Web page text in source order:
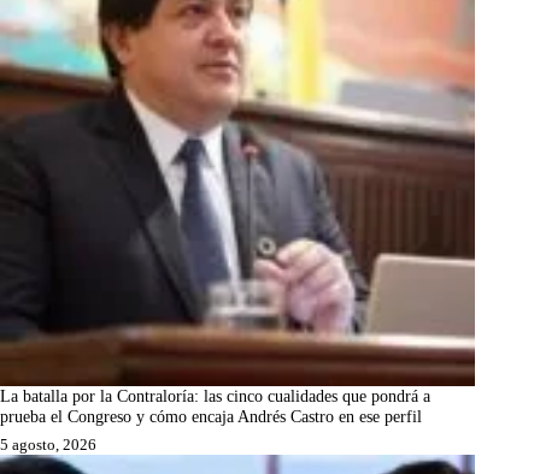
La batalla por la Contraloría: las cinco cualidades que pondrá a
prueba el Congreso y cómo encaja Andrés Castro en ese perfil
5 agosto, 2026